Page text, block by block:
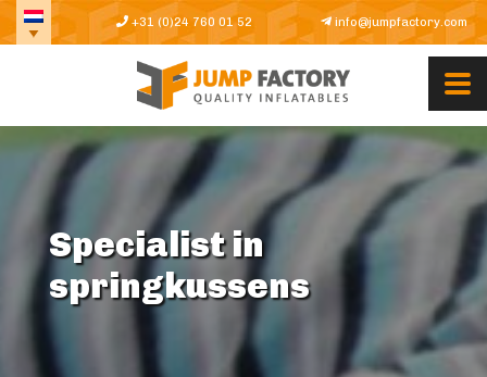
+31 (0)24 760 01 52 info@jumpfactory.com
Specialist in
springkussens